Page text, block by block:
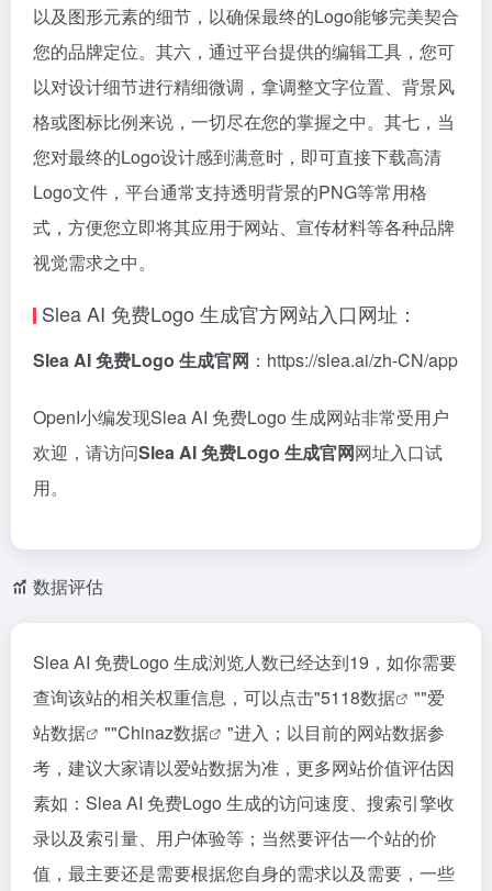
以及图形元素的细节，以确保最终的Logo能够完美契合
您的品牌定位。其六，通过平台提供的编辑工具，您可
以对设计细节进行精细微调，拿调整文字位置、背景风
格或图标比例来说，一切尽在您的掌握之中。其七，当
您对最终的Logo设计感到满意时，即可直接下载高清
Logo文件，平台通常支持透明背景的PNG等常用格
式，方便您立即将其应用于网站、宣传材料等各种品牌
视觉需求之中。
Slea AI 免费Logo 生成官方网站入口网址：
Slea AI 免费Logo 生成官网 ：https://slea.ai/zh-CN/app
OpenI小编发现Slea AI 免费Logo 生成网站非常受用户
欢迎，请访问Slea AI 免费Logo 生成官网网址入口试
用。
数据评估
Slea AI 免费Logo 生成浏览人数已经达到19，如你需要
查询该站的相关权重信息，可以点击"5118数据 ""爱
站数据
""Chinaz数据
"进入；以目前的网站数据参
考，建议大家请以爱站数据为准，更多网站价值评估因
素如：Slea AI 免费Logo 生成的访问速度、搜索引擎收
录以及索引量、用户体验等；当然要评估一个站的价
值，最主要还是需要根据您自身的需求以及需要，一些